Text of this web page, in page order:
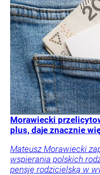
Morawiecki
plus, daje znacznie
Mateusz Morawiecki
wspierania polskich
pensję rodzicielską w